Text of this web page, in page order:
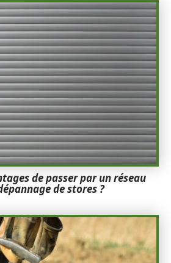
de passer par un réseau
de stores ?